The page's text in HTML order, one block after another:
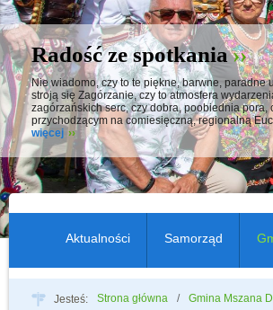
Radość ze spotkania
Nie wiadomo, czy to te piękne, barwne, paradne
stroją się Zagórzanie, czy to atmosfera
zagórzańskich serc, czy dobra, poobiednia
przychodzącym na comiesięczną, regionalną
więcej
Aktualności Samorząd
Jesteś: Strona główna Gmina Mszana